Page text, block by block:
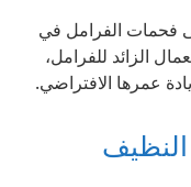
فحمات الفرامل في
الزائد للفرامل،
عمرها الافتراضي.
النظيف